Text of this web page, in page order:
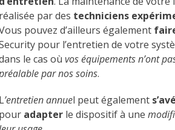
par des techniciens
pouvez d’ailleurs également
pour l’entretien de votre
le cas où vos équipements n’ont
par nos soins.
’entretien annuel peut également
adapter le dispositif à une